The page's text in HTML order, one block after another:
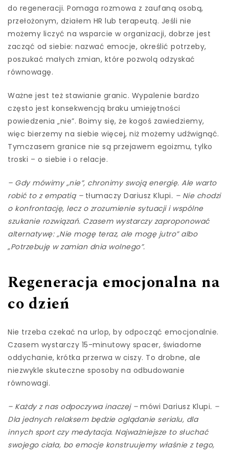
do regeneracji. Pomaga rozmowa z zaufaną osobą,
przełożonym, działem HR lub terapeutą. Jeśli nie
możemy liczyć na wsparcie w organizacji, dobrze jest
zacząć od siebie: nazwać emocje, określić potrzeby,
poszukać małych zmian, które pozwolą odzyskać
równowagę.
Ważne jest też stawianie granic. Wypalenie bardzo
często jest konsekwencją braku umiejętności
powiedzenia „nie”. Boimy się, że kogoś zawiedziemy,
więc bierzemy na siebie więcej, niż możemy udźwignąć.
Tymczasem granice nie są przejawem egoizmu, tylko
troski – o siebie i o relacje.
– Gdy mówimy „nie”, chronimy swoją energię. Ale warto
robić to z empatią – tłumaczy Dariusz Klupi. – Nie chodzi
o konfrontację, lecz o zrozumienie sytuacji i wspólne
szukanie rozwiązań. Czasem wystarczy zaproponować
alternatywę: „Nie mogę teraz, ale mogę jutro” albo
„Potrzebuję w zamian dnia wolnego”.
Regeneracja emocjonalna na
co dzień
Nie trzeba czekać na urlop, by odpocząć emocjonalnie.
Czasem wystarczy 15-minutowy spacer, świadome
oddychanie, krótka przerwa w ciszy. To drobne, ale
niezwykle skuteczne sposoby na odbudowanie
równowagi.
– Każdy z nas odpoczywa inaczej – mówi Dariusz Klupi. –
Dla jednych relaksem będzie oglądanie serialu, dla
innych sport czy medytacja. Najważniejsze to słuchać
swojego ciała, bo emocje konstruujemy właśnie z tego,